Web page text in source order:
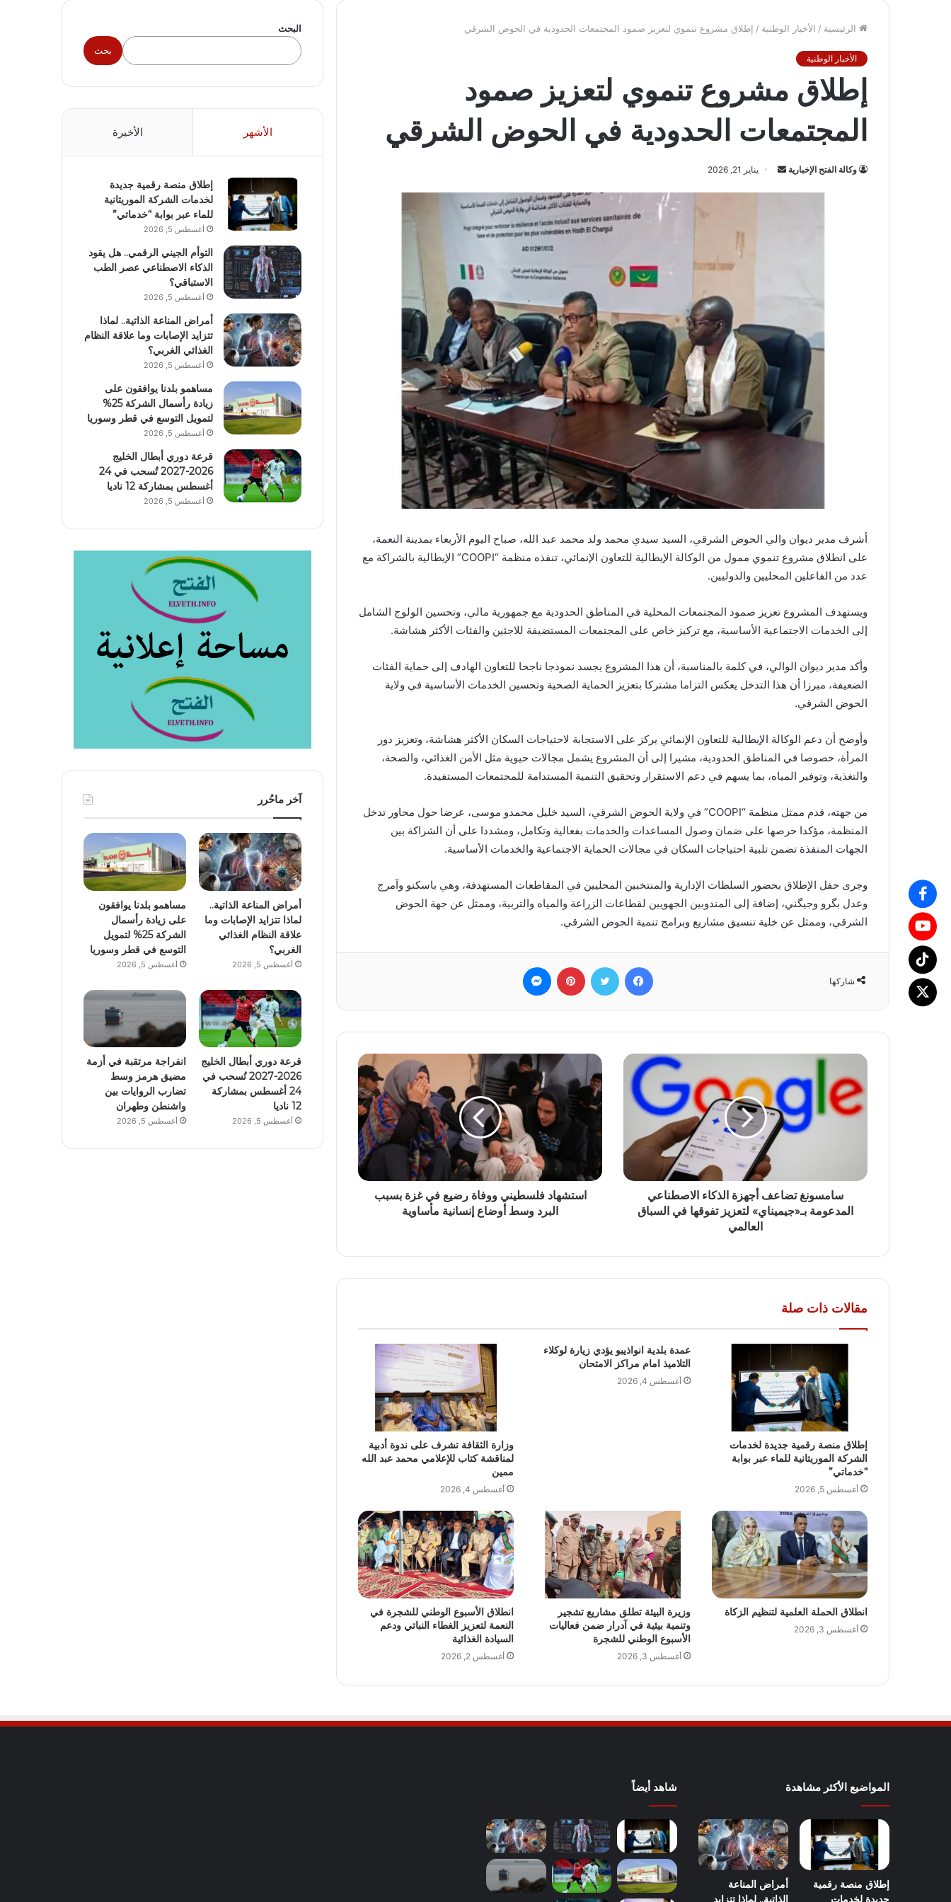
الرئيسية / الأخبار الوطنية / إطلاق مشروع تنموي لتعزيز صمود المجتمعات الحدودية في الحوض الشرقي
الأخبار الوطنية
إطلاق مشروع تنموي لتعزيز صمود
المجتمعات الحدودية في الحوض الشرقي
وكالة الفتح الإخبارية
أرسل يناير 21, 2026
أشرف مدير ديوان والي الحوض الشرقي، السيد سيدي محمد ولد محمد عبد الله، صباح اليوم الأربعاء بمدينة النعمة،
على انطلاق مشروع تنموي ممول من الوكالة الإيطالية للتعاون الإنمائي، تنفذه منظمة “COOPI” الإيطالية بالشراكة مع
عدد من الفاعلين المحليين والدوليين.
ويستهدف المشروع تعزيز صمود المجتمعات المحلية في المناطق الحدودية مع جمهورية مالي، وتحسين الولوج الشامل
إلى الخدمات الاجتماعية الأساسية، مع تركيز خاص على المجتمعات المستضيفة للاجئين والفئات الأكثر هشاشة.
وأكد مدير ديوان الوالي، في كلمة بالمناسبة، أن هذا المشروع يجسد نموذجا ناجحا للتعاون الهادف إلى حماية الفئات
الضعيفة، مبرزا أن هذا التدخل يعكس التزاما مشتركا بتعزيز الحماية الصحية وتحسين الخدمات الأساسية في ولاية
الحوض الشرقي.
وأوضح أن دعم الوكالة الإيطالية للتعاون الإنمائي يركز على الاستجابة لاحتياجات السكان الأكثر هشاشة، وتعزيز دور
المرأة، خصوصا في المناطق الحدودية، مشيرا إلى أن المشروع يشمل مجالات حيوية مثل الأمن الغذائي، والصحة،
والتغذية، وتوفير المياه، بما يسهم في دعم الاستقرار وتحقيق التنمية المستدامة للمجتمعات المستفيدة.
من جهته، قدم ممثل منظمة “COOPI” في ولاية الحوض الشرقي، السيد خليل محمدو موسى، عرضا حول محاور تدخل
المنظمة، مؤكدا حرصها على ضمان وصول المساعدات والخدمات بفعالية وتكامل، ومشددا على أن الشراكة بين
الجهات المنفذة تضمن تلبية احتياجات السكان في مجالات الحماية الاجتماعية والخدمات الأساسية.
وجرى حفل الإطلاق بحضور السلطات الإدارية والمنتخبين المحليين في المقاطعات المستهدفة، وهي باسكنو وآمرج
وعدل بگرو وجيگني، إضافة إلى المندوبين الجهويين لقطاعات الزراعة والمياه والتربية، وممثل عن جهة الحوض
الشرقي، وممثل عن خلية تنسيق مشاريع وبرامج تنمية الحوض الشرقي.
شاركها
فيسبوك تويتر بينتيريست
سامسونغ تضاعف أجهزة الذكاء الاصطناعي
المدعومة بـ«جيميناي» لتعزيز تفوقها في السباق
العالمي
استشهاد فلسطيني ووفاة رضيع في غزة بسبب
البرد وسط أوضاع إنسانية مأساوية
مقالات ذات صلة
إطلاق منصة رقمية جديدة لخدمات
الشركة الموريتانية للماء عبر بوابة
“خدماتي”
أغسطس 5, 2026
عمدة بلدية انواذيبو يؤدي زيارة لوكلاء
التلاميذ امام مراكز الامتحان
أغسطس 4, 2026
وزارة الثقافة تشرف على ندوة أدبية
لمناقشة كتاب للإعلامي محمد عبد الله
ممين
أغسطس 4, 2026
انطلاق الحملة العلمية لتنظيم الزكاة
أغسطس 3, 2026
وزيرة البيئة تطلق مشاريع تشجير
وتنمية بيئية في آدرار ضمن فعاليات
الأسبوع الوطني للشجرة
أغسطس 3, 2026
انطلاق الأسبوع الوطني للشجرة في
النعمة لتعزيز الغطاء النباتي ودعم
السيادة الغذائية
أغسطس 2, 2026
البحث
بحث
الأشهر الأخيرة
إطلاق منصة رقمية جديدة
لخدمات الشركة الموريتانية
للماء عبر بوابة “خدماتي”
أغسطس 5, 2026
التوأم الجيني الرقمي.. هل يقود
الذكاء الاصطناعي عصر الطب
الاستباقي؟
أغسطس 5, 2026
أمراض المناعة الذاتية.. لماذا
تتزايد الإصابات وما علاقة النظام
الغذائي الغربي؟
أغسطس 5, 2026
مساهمو بلدنا يوافقون على
زيادة رأسمال الشركة 25%
لتمويل التوسع في قطر وسوريا
أغسطس 5, 2026
قرعة دوري أبطال الخليج
2026-2027 تُسحب في 24
أغسطس بمشاركة 12 ناديا
أغسطس 5, 2026
آخر ماحُرر
أمراض المناعة الذاتية..
لماذا تتزايد الإصابات وما
علاقة النظام الغذائي
الغربي؟
أغسطس 5, 2026
مساهمو بلدنا يوافقون
على زيادة رأسمال
الشركة 25% لتمويل
التوسع في قطر وسوريا
أغسطس 5, 2026
قرعة دوري أبطال الخليج
2026-2027 تُسحب في
24 أغسطس بمشاركة
12 ناديا
أغسطس 5, 2026
انفراجة مرتقبة في أزمة
مضيق هرمز وسط
تضارب الروايات بين
واشنطن وطهران
أغسطس 5, 2026
المواضيع الأكثر مشاهدة
إطلاق منصة رقمية
جديدة لخدمات
أمراض المناعة
الذاتية.. لماذا تتزايد
شاهد أيضاً